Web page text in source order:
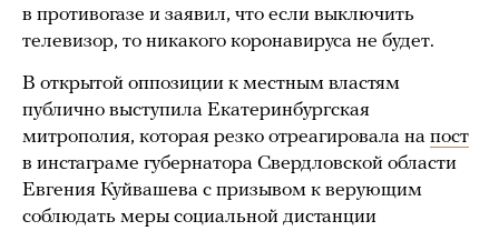
в противогазе и заявил, что если выключить
телевизор, то никакого коронавируса не будет.
В открытой оппозиции к местным властям
публично выступила Екатеринбургская
митрополия, которая резко отреагировала на пост
в инстаграме губернатора Свердловской области
Евгения Куйвашева с призывом к верующим
соблюдать меры социальной дистанции